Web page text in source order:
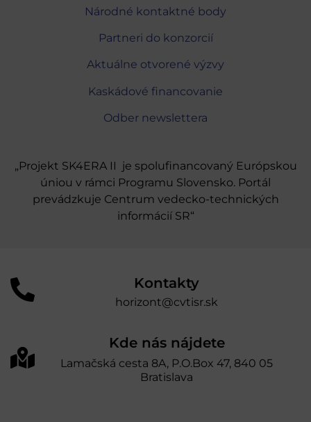
Národné kontaktné body
Partneri do konzorcií
Aktuálne otvorené výzvy
Kaskádové financovanie
Odber newslettera
„Projekt SK4ERA II je spolufinancovaný Európskou
úniou v rámci Programu Slovensko. Portál
prevádzkuje Centrum vedecko-technických
informácií SR“
Kontakty
horizont@cvtisr.sk
Kde nás nájdete
Lamačská cesta 8A, P.O.Box 47, 840 05
Bratislava